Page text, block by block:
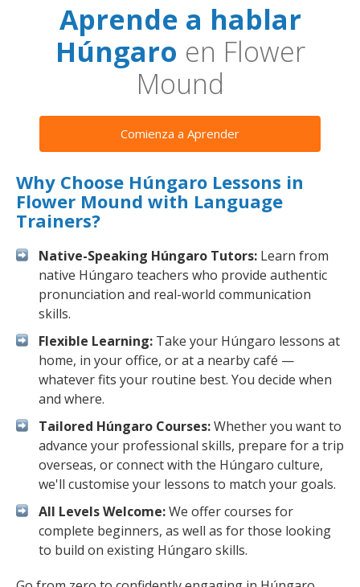
Aprende a hablar
Húngaro en Flower
Mound
Comienza a Aprender
Why Choose Húngaro Lessons in
Flower Mound with Language
Trainers?
Native-Speaking Húngaro Tutors: Learn from
native Húngaro teachers who provide authentic
pronunciation and real-world communication
skills.
Flexible Learning: Take your Húngaro lessons at
home, in your office, or at a nearby café —
whatever fits your routine best. You decide when
and where.
Tailored Húngaro Courses:Whether you want to
advance your professional skills, prepare for a trip
overseas, or connect with the Húngaro culture,
we'll customise your lessons to match your goals.
All Levels Welcome:We offer courses for
complete beginners, as well as for those looking
to build on existing Húngaro skills.